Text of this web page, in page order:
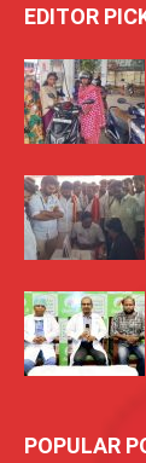
EDITOR
POPULAR